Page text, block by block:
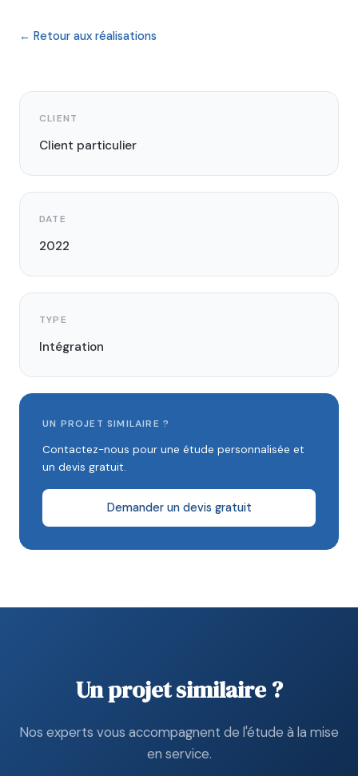
← Retour aux réalisations
CLIENT
Client particulier
DATE
2022
TYPE
Intégration
UN PROJET SIMILAIRE ?
Contactez-nous pour une étude personnalisée et
un devis gratuit.
Demander un devis gratuit
Un projet similaire ?
Nos experts vous accompagnent de l'étude à la mise
en service.